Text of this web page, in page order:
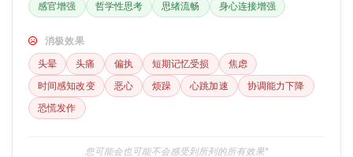
感官增强
哲学性思考 思绪流畅 身心连接增强
消极效果
头晕 头痛 偏执 短期记忆受损
焦虑
时间感知改变
恶心 烦躁 心跳加速
协调能力下降
恐慌发作
您可能会也可能不会感受到所列的所有效果*